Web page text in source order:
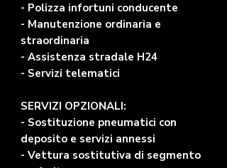
- Polizza infortuni conducente
- Manutenzione ordinaria e
straordinaria
- Assistenza stradale H24
- Servizi telematici
SERVIZI OPZIONALI:
- Sostituzione pneumatici con
deposito e servizi annessi
- Vettura sostitutiva di segmento